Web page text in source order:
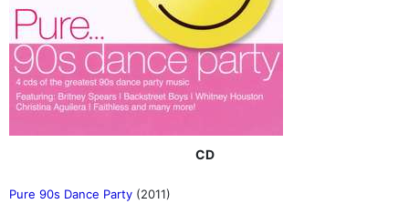
CD
Pure 90s Dance Party (2011)